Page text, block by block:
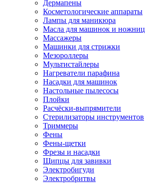
Дермапены
Косметологические аппараты
Лампы для маникюра
Масла для машинок и ножниц
Массажеры
Машинки для стрижки
Мезороллеры
Мультистайлеры
Нагреватели парафина
Насадки для машинок
Настольные пылесосы
Плойки
Расчёски-выпрямители
Стерилизаторы инструментов
Триммеры
Фены
Фены-щетки
Фрезы и насадки
Щипцы для завивки
Электробигуди
Электробритвы